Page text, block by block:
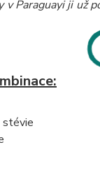
v Paraguayi ji už
stévie